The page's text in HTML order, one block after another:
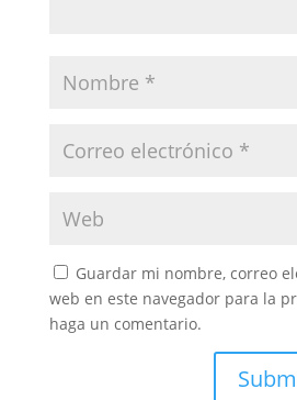
Guardar mi nombre, correo
web en este navegador para la
haga un comentario.